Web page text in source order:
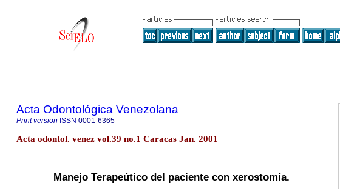
Acta Odontológica Venezolana
Print version ISSN 0001-6365
Acta odontol. venez vol.39 no.1 Caracas Jan. 2001
Manejo Terapeútico del paciente con xerostomía.